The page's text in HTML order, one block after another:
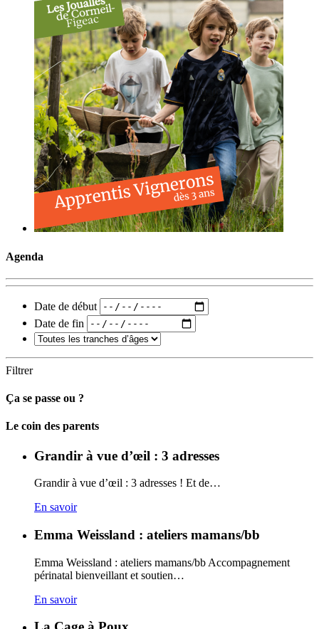
Agenda
Date de début
Date de fin
Filtrer
Ça se passe ou ?
Carto
Le coin des parents
Grandir à vue d’œil : 3 adresses
Grandir à vue d’œil : 3 adresses ! Et de…
En savoir
Emma Weissland : ateliers mamans/bb
Emma Weissland : ateliers mamans/bb Accompagnement
périnatal bienveillant et soutien…
En savoir